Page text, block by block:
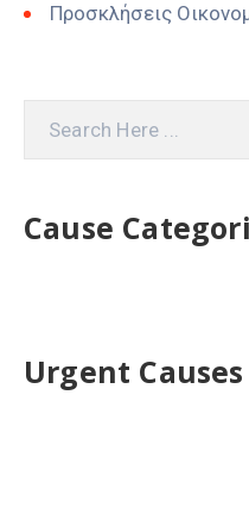
Προσκλήσεις
Cause
Urgent Causes